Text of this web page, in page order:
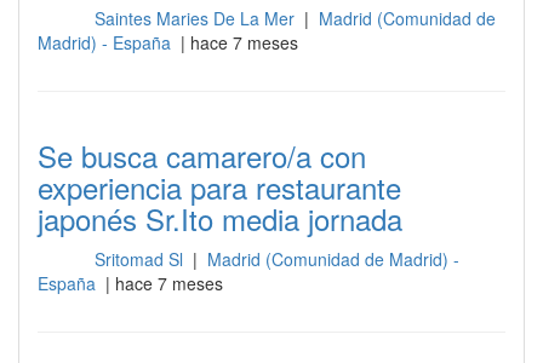
Saintes Maries De La Mer | Madrid (Comunidad de
Madrid) - España | hace 7 meses
Se busca camarero/a con
experiencia para restaurante
japonés Sr.Ito media jornada
Sritomad Sl | Madrid (Comunidad de Madrid) -
España | hace 7 meses